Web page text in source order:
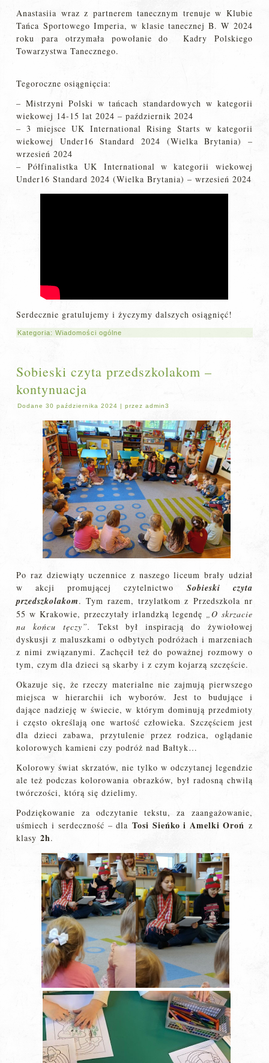
Anastasiia wraz z partnerem tanecznym trenuje w Klubie
Tańca Sportowego Imperia, w klasie tanecznej B. W 2024
roku para otrzymała powołanie do Kadry Polskiego
Towarzystwa Tanecznego.
Tegoroczne osiągnięcia:
– Mistrzyni Polski w tańcach standardowych w kategorii
wiekowej 14-15 lat 2024 – październik 2024
– 3 miejsce UK International Rising Starts w kategorii
wiekowej Under16 Standard 2024 (Wielka Brytania) –
wrzesień 2024
– Półfinalistka UK International w kategorii wiekowej
Under16 Standard 2024 (Wielka Brytania) – wrzesień 2024
Serdecznie gratulujemy i życzymy dalszych osiągnięć!
Kategoria:Wiadomości ogólne
Sobieski czyta przedszkolakom –
kontynuacja
Dodane 30 października 2024 |przez admin3
Po raz dziewiąty uczennice z naszego liceum brały udział
w akcji promującej czytelnictwo Sobieski czyta
przedszkolakom. Tym razem, trzylatkom z Przedszkola nr
55 w Krakowie, przeczytały irlandzką legendę
„O skrzacie
na końcu tęczy”.
Tekst był inspiracją do żywiołowej
dyskusji z maluszkami o odbytych podróżach i marzeniach
z nimi związanymi. Zachęcił też do poważnej rozmowy o
tym, czym dla dzieci są skarby i z czym kojarzą szczęście.
Okazuje się, że rzeczy materialne nie zajmują pierwszego
miejsca w hierarchii ich wyborów. Jest to budujące i
dające nadzieję w świecie, w którym dominują przedmioty
i często określają one wartość człowieka. Szczęściem jest
dla dzieci zabawa, przytulenie przez rodzica, oglądanie
kolorowych kamieni czy podróż nad Bałtyk…
Kolorowy świat skrzatów, nie tylko w odczytanej legendzie
ale też podczas kolorowania obrazków, był radosną chwilą
twórczości, którą się dzielimy.
Podziękowanie za odczytanie tekstu, za zaangażowanie,
uśmiech i serdeczność – dla Tosi Sieńko i Amelki Oroń z
klasy2h.